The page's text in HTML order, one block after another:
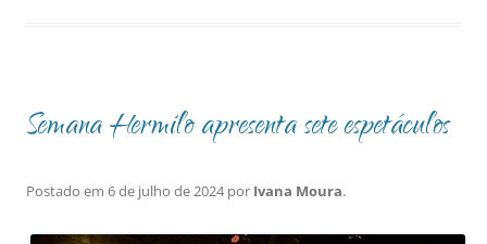
Semana Hermilo apresenta sete espetáculos
Postado em 6 de julho de 2024por Ivana Moura.